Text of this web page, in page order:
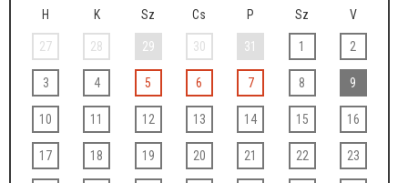
H K Sz Cs P Sz V
27 28 29 30 31 1 2
3 4 5 6 7 8 9
10 11 12 13 14 15 16
17 18 19 20 21 22 23